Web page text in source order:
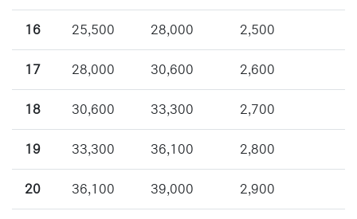
16 25,500 28,000 2,500
17 28,000 30,600 2,600
18 30,600 33,300 2,700
19 33,300 36,100 2,800
20 36,100 39,000 2,900